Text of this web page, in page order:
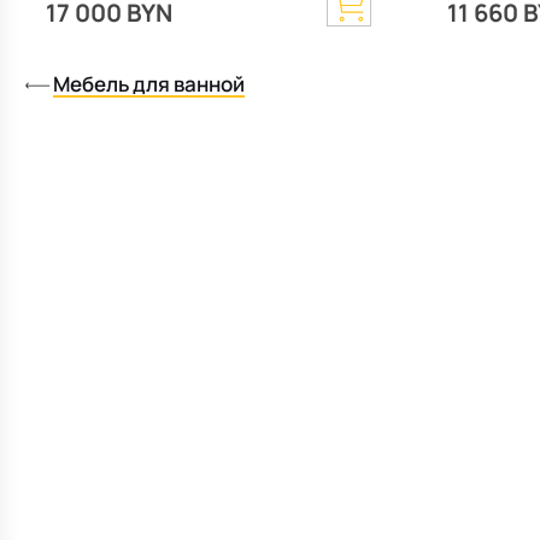
17 000 BYN Matt
11 660
Мебель для ванной